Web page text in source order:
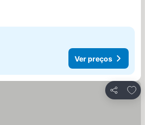
Ver preços
Partilhar